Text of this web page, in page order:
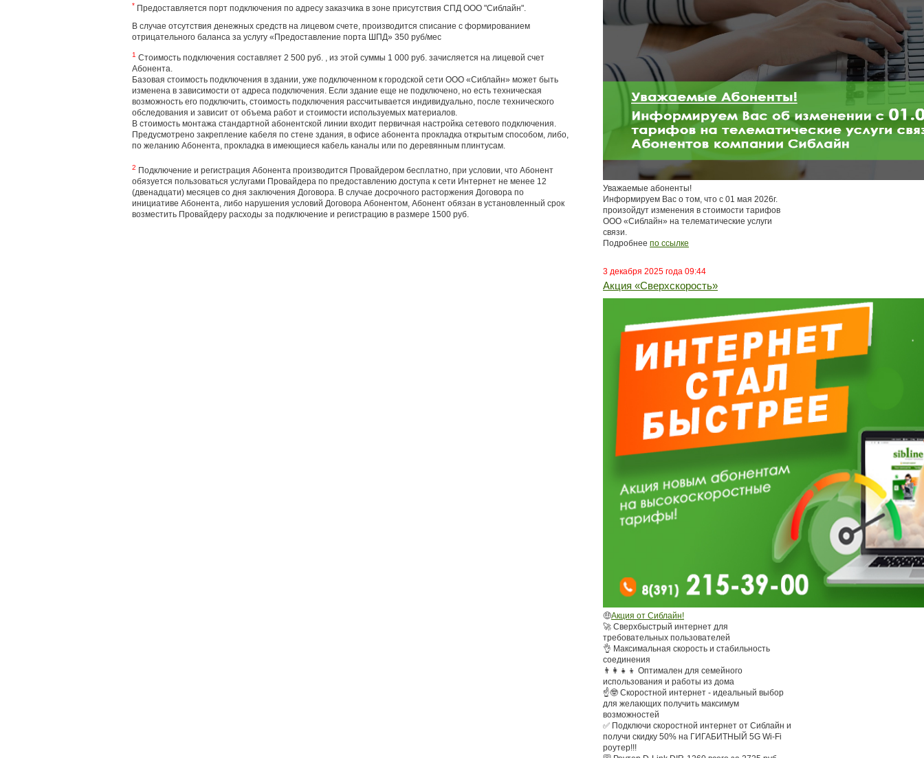
* Предоставляется порт подключения по адресу заказчика в зоне присутствия СПД ООО "Сиблайн".
В случае отсутствия денежных средств на лицевом счете, производится списание с формированием
отрицательного баланса за услугу «Предоставление порта ШПД» 350 руб/мес
1 Стоимость подключения составляет 2 500 руб. , из этой суммы 1 000 руб. зачисляется на лицевой счет
Абонента.
Базовая стоимость подключения в здании, уже подключенном к городской сети ООО «Сиблайн» может быть
изменена в зависимости от адреса подключения. Если здание еще не подключено, но есть техническая
возможность его подключить, стоимость подключения рассчитывается индивидуально, после технического
обследования и зависит от объема работ и стоимости используемых материалов.
В стоимость монтажа стандартной абонентской линии входит первичная настройка сетевого подключения.
Предусмотрено закрепление кабеля по стене здания, в офисе абонента прокладка открытым способом, либо,
по желанию Абонента, прокладка в имеющиеся кабель каналы или по деревянным плинтусам.
2 Подключение и регистрация Абонента производится Провайдером бесплатно, при условии, что Абонент
обязуется пользоваться услугами Провайдера по предоставлению доступа к сети Интернет не менее 12
(двенадцати) месяцев со дня заключения Договора. В случае досрочного расторжения Договора по
инициативе Абонента, либо нарушения условий Договора Абонентом, Абонент обязан в установленный срок
возместить Провайдеру расходы за подключение и регистрацию в размере 1500 руб.
Уважаемые абоненты!
Информируем Вас о том, что с 01 мая 2026г.
произойдут изменения в стоимости тарифов
ООО «Сиблайн» на телематические услуги
связи.
Подробнее по ссылке
3 декабря 2025 года 09:44
Акция «Сверхскорость»
🤑Акция от Сиблайн!
🚀 Сверхбыстрый интернет для
требовательных пользователей
👌 Максимальная скорость и стабильность
соединения
👨‍👩‍👧‍👦 Оптимален для семейного
использования и работы из дома
☝🤓 Скоростной интернет - идеальный выбор
для желающих получить максимум
возможностей
✅ Подключи скоростной интернет от Сиблайн и
получи скидку 50% на ГИГАБИТНЫЙ 5G Wi-Fi
роутер!!!